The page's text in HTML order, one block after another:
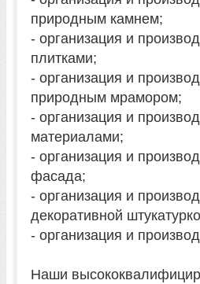
природным камнем;
- организация и
плитками;
- организация и
природным мрамором;
- организация и
материалами;
- организация и
фасада;
- организация и
декоративной
- организация и
Наши